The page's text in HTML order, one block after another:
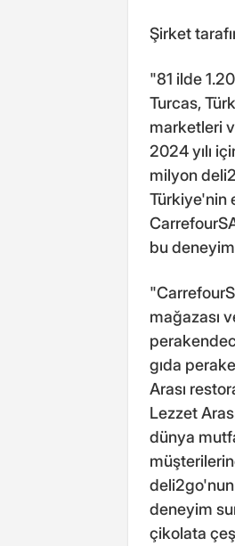
Şirket
"81 ilde
Turcas,
marketleri
2024 yılı
milyon
Türkiye'nin
bu
mağazası
gıda
Arası
Lezzet
dünya
deneyim
çikolata